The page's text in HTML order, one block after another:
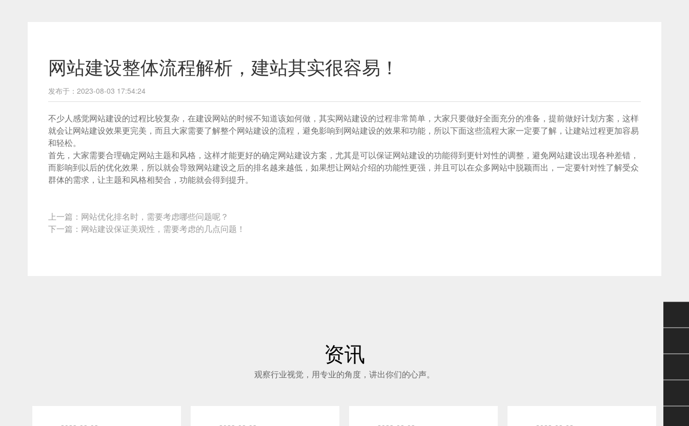
网站建设整体流程解析，建站其实很容易！
发布于：2023-08-03 17:54:24
不少人感觉网站建设的过程比较复杂，在建设网站的时候不知道该如何做，其实网站建设的过程非常简单，大家只要做好全面充分的准备，提前做好计划方案，这样
就会让网站建设效果更完美，而且大家需要了解整个网站建设的流程，避免影响到网站建设的效果和功能，所以下面这些流程大家一定要了解，让建站过程更加容易
和轻松。
首先，大家需要合理确定网站主题和风格，这样才能更好的确定网站建设方案，尤其是可以保证网站建设的功能得到更针对性的调整，避免网站建设出现各种差错，
而影响到以后的优化效果，所以就会导致网站建设之后的排名越来越低，如果想让网站介绍的功能性更强，并且可以在众多网站中脱颖而出，一定要针对性了解受众
群体的需求，让主题和风格相契合，功能就会得到提升。
上一篇： 网站优化排名时，需要考虑哪些问题呢？
下一篇： 网站建设保证美观性，需要考虑的几点问题！
资讯
观察行业视觉，用专业的角度，讲出你们的心声。